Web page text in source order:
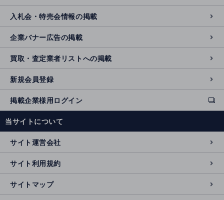
入札会・特売会情報の掲載
企業バナー広告の掲載
買取・査定業者リストへの掲載
新規会員登録
掲載企業様用ログイン
ext
e
n
al
si
t
e
当サイトについて
サイト運営会社
サイト利用規約
サイトマップ